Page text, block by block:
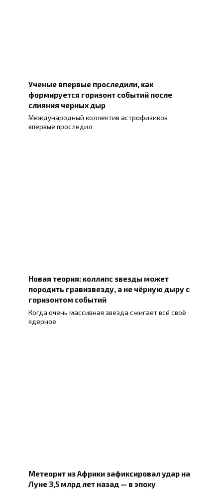
Ученые впервые проследили, как
формируется горизонт событий после
слияния черных дыр
Международный коллектив астрофизиков
впервые проследил
Новая теория: коллапс звезды может
породить гравизвезду, а не чёрную дыру с
горизонтом событий
Когда очень массивная звезда сжигает всё своё
ядерное
Метеорит из Африки зафиксировал удар на
Луне 3,5 млрд лет назад — в эпоху